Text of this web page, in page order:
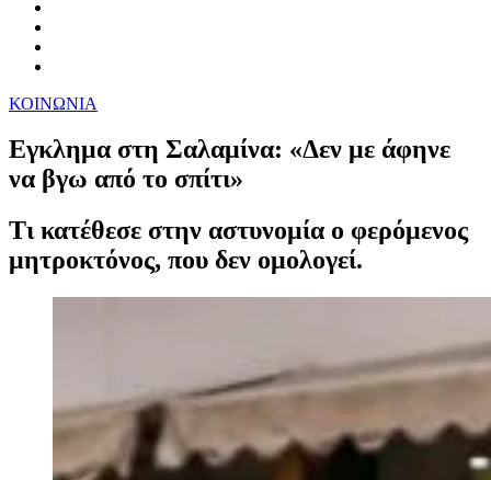
ΚΟΙΝΩΝΙΑ
Εγκλημα στη Σαλαμίνα: «Δεν με άφηνε
να βγω από το σπίτι»
Τι κατέθεσε στην αστυνομία ο φερόμενος
μητροκτόνος, που δεν ομολογεί.